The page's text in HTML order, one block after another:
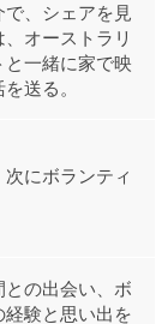
、シェアを見
オーストラリ
と一緒に家で映
送る。
にボランティ
の出会い、ボ
験と思い出を